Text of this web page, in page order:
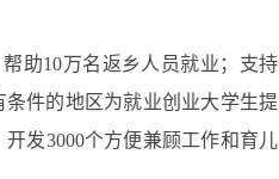
助10万名返乡人员就业；支持
件的地区为就业创业大学生提
发3000个方便兼顾工作和育儿